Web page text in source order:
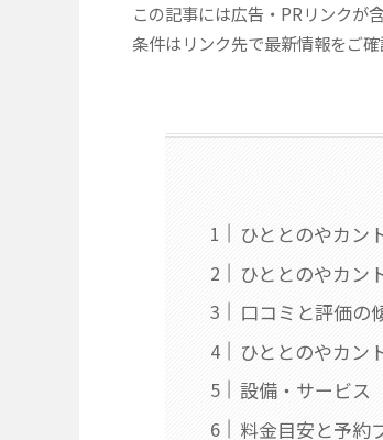
この記事には広告・PRリンクが
条件はリンク先で最新情報をご確
ひととのやカン
ひととのやカン
口コミと評価の
ひととのやカン
設備・サービス
料金目安と予約